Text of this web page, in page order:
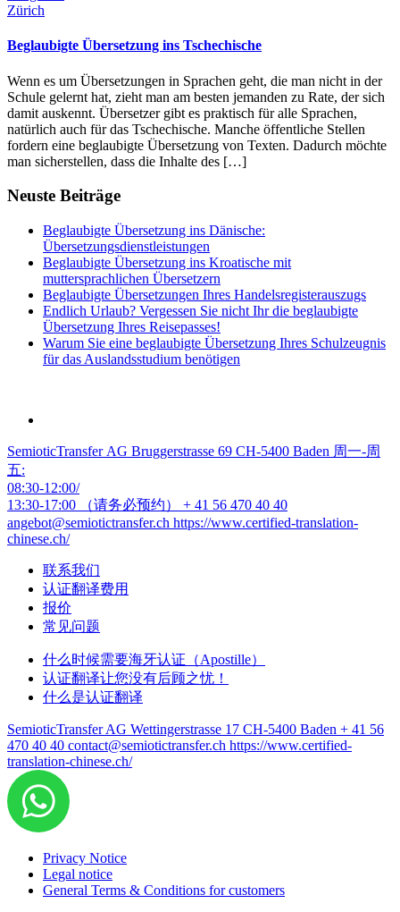
Zürich
Beglaubigte Übersetzung ins Tschechische
Wenn es um Übersetzungen in Sprachen geht, die man nicht in der
Schule gelernt hat, zieht man am besten jemanden zu Rate, der sich
damit auskennt. Übersetzer gibt es praktisch für alle Sprachen,
natürlich auch für das Tschechische. Manche öffentliche Stellen
fordern eine beglaubigte Übersetzung von Texten. Dadurch möchte
man sicherstellen, dass die Inhalte des […]
Neuste Beiträge
Beglaubigte Übersetzung ins Dänische:
Übersetzungsdienstleistungen
Beglaubigte Übersetzung ins Kroatische mit
muttersprachlichen Übersetzern
Beglaubigte Übersetzungen Ihres Handelsregisterauszugs
Endlich Urlaub? Vergessen Sie nicht Ihr die beglaubigte
Übersetzung Ihres Reisepasses!
Warum Sie eine beglaubigte Übersetzung Ihres Schulzeugnis
für das Auslandsstudium benötigen
SemioticTransfer AG Bruggerstrasse 69 CH-5400 Baden 周一-周
五:
08:30-12:00/
13:30-17:00 （请务必预约） + 41 56 470 40 40
angebot@semiotictransfer.ch https://www.certified-translation-
chinese.ch/
联系我们
认证翻译费用
报价
常见问题
什么时候需要海牙认证（Apostille）
认证翻译让您没有后顾之忧！
什么是认证翻译
SemioticTransfer AG Wettingerstrasse 17 CH-5400 Baden + 41 56
470 40 40 contact@semiotictransfer.ch https://www.certified-
translation-chinese.ch/
Privacy Notice
Legal notice
General Terms & Conditions for customers